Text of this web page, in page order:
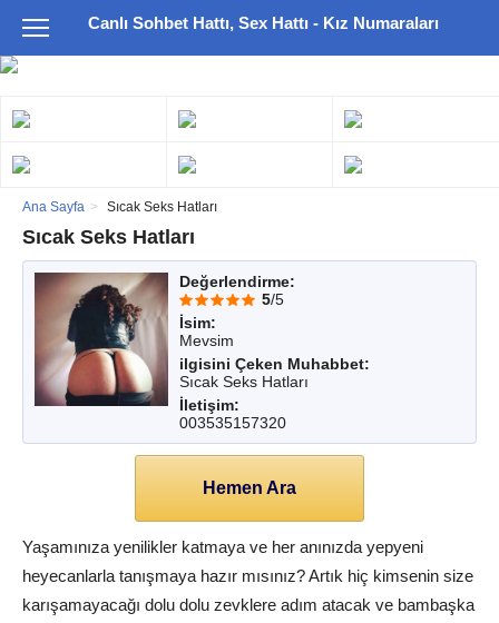
Canlı Sohbet Hattı, Sex Hattı - Kız Numaraları
Ana Sayfa Sıcak Seks Hatları
Sıcak Seks Hatları
Değerlendirme:
5/5
İsim:
Mevsim
ilgisini Çeken Muhabbet:
Sıcak Seks Hatları
İletişim:
003535157320
Hemen Ara
Yaşamınıza yenilikler katmaya ve her anınızda yepyeni
heyecanlarla tanışmaya hazır mısınız? Artık hiç kimsenin size
karışamayacağı dolu dolu zevklere adım atacak ve bambaşka